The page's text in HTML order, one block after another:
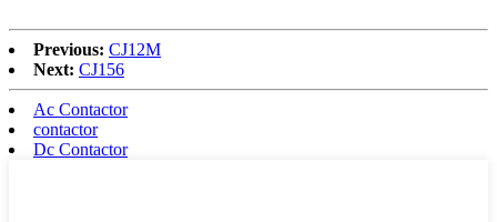
Previous: CJ12M
Next: CJ156
Ac Contactor
contactor
Dc Contactor